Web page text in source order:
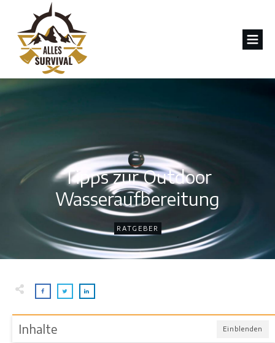
Tipps zur Outdoor
Wasseraufbereitung
RATGEBER
Einblenden
Inhalte